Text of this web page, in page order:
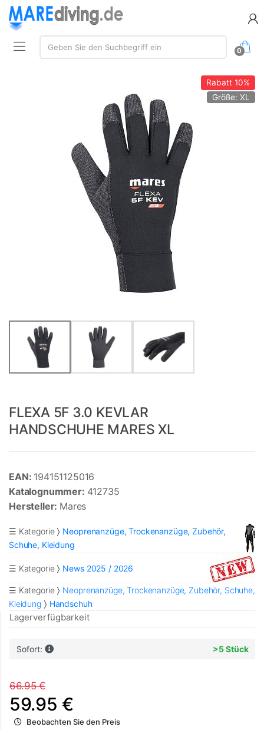
Suche:
Geben Sie den Suchbegriff ein
0
Rabatt10%
Größe: XL
FLEXA 5F 3.0 KEVLAR
HANDSCHUHE MARES XL
EAN: 194151125016
Katalognummer: 412735
Hersteller: Mares
☰ Kategorie
Neoprenanzüge, Trockenanzüge, Zubehör,
Schuhe, Kleidung
☰ Kategorie News 2025 / 2026
☰ Kategorie
Neoprenanzüge, Trockenanzüge, Zubehör, Schuhe,
Kleidung
Handschuh
Lagerverfügbarkeit
Sofort: >5 Stück
66.95 €
59.95 €
Beobachten Sie den Preis